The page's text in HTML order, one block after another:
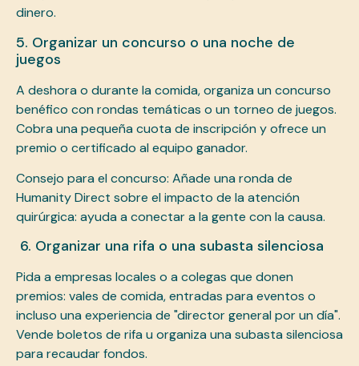
dinero.
5. Organizar un concurso o una noche de
juegos
A deshora o durante la comida, organiza un concurso
benéfico con rondas temáticas o un torneo de juegos.
Cobra una pequeña cuota de inscripción y ofrece un
premio o certificado al equipo ganador.
Consejo para el concurso: Añade una ronda de
Humanity Direct sobre el impacto de la atención
quirúrgica: ayuda a conectar a la gente con la causa.
6. Organizar una rifa o una subasta silenciosa
Pida a empresas locales o a colegas que donen
premios: vales de comida, entradas para eventos o
incluso una experiencia de "director general por un día".
Vende boletos de rifa u organiza una subasta silenciosa
para recaudar fondos.